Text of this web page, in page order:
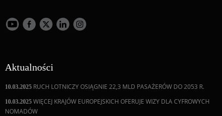
Aktualności
10.03.2025 RUCH LOTNICZY OSIĄGNIE 22,3 MLD PASAŻERÓW DO 2053 R.
10.03.2025 WIĘCEJ KRAJÓW EUROPEJSKICH OFERUJE WIZY DLA CYFROWYCH
NOMADÓW